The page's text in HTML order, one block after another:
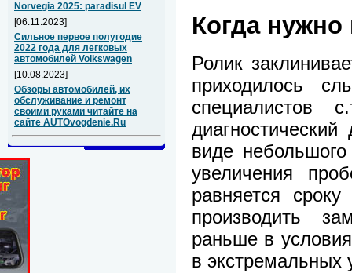
Norvegia 2025: paradisul EV
[06.11.2023]
Сильное первое полугодие
2022 года для легковых
автомобилей Volkswagen
[10.08.2023]
Обзоры автомобилей, их
обслуживание и ремонт
своими руками читайте на
сайте AUTOvogdenie.Ru
Когда нужно
Ролик
приходилось
специалистов
виде
увеличения
равняется
производить
раньше в
в экстремальных